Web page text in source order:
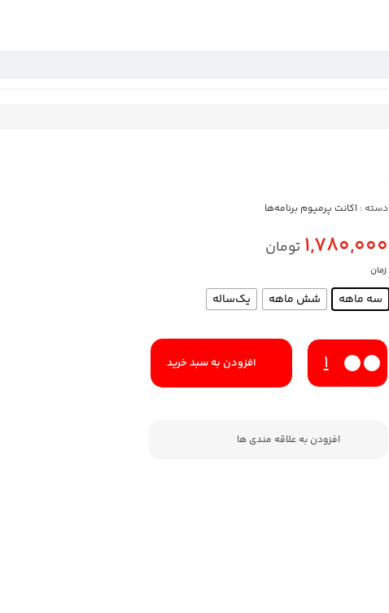
دسته : اکانت پرمیوم برنامه‌ها
1,780,000 تومان
زمان
سه ماهه شش ماهه یک‌ساله
افزودن به سبد خرید
افزودن به علاقه مندی ها